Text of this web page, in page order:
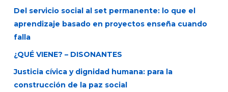
Del servicio social al set permanente: lo que el
aprendizaje basado en proyectos enseña cuando
falla
¿QUÉ VIENE? – DISONANTES
Justicia cívica y dignidad humana: para la
construcción de la paz social